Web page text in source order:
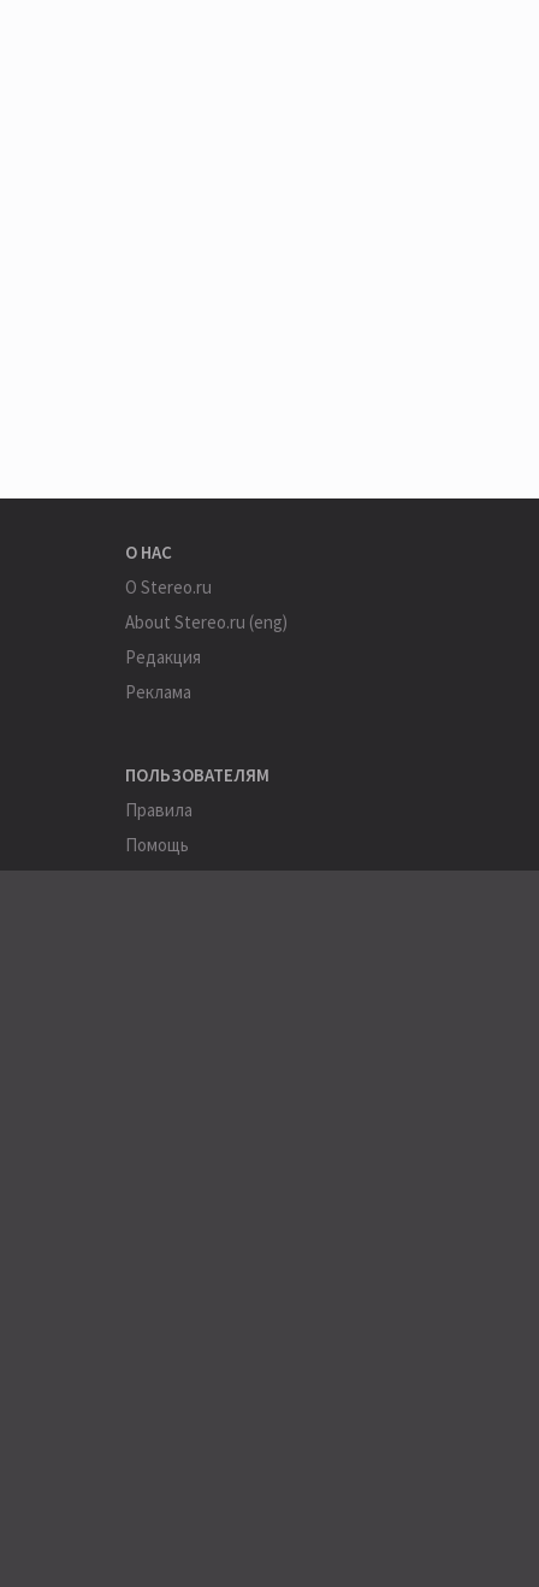
О НАС
О Stereo.ru
About Stereo.ru (eng)
Редакция
Реклама
ПОЛЬЗОВАТЕЛЯМ
Правила
Помощь